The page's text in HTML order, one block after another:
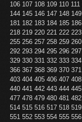
106 107 108 109 110 111
144 145 146 147 148 149
181 182 183 184 185 186
218 219 220 221 222 223
255 256 257 258 259 260
292 293 294 295 296 297
329 330 331 332 333 334
366 367 368 369 370 371
403 404 405 406 407 408
440 441 442 443 444 445
477 478 479 480 481 482
514 515 516 517 518 519
551 552 553 554 555 556